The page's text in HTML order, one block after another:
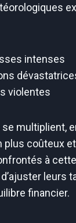
intenses
violentes
multiplient,
plus coûteux
à cette
leurs
financier.